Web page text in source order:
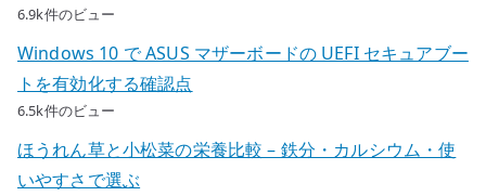
6.9k件のビュー
Windows 10 で ASUS マザーボードの UEFI セキュアブー
トを有効化する確認点
6.5k件のビュー
ほうれん草と小松菜の栄養比較 – 鉄分・カルシウム・使
いやすさで選ぶ